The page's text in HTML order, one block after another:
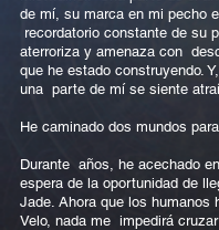
de mí, su marca en mi pecho
recordatorio constante de su
aterroriza y amenaza con
que he estado construyendo.
una parte de mí se siente
He caminado dos mundos
Durante años, he acechado
espera de la oportunidad de
Jade. Ahora que los humanos
Velo, nada me impedirá